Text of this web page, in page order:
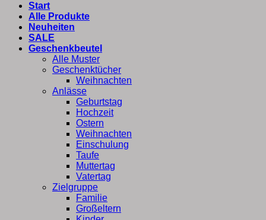
Start
Alle Produkte
Neuheiten
SALE
Geschenkbeutel
Alle Muster
Geschenktücher
Weihnachten
Anlässe
Geburtstag
Hochzeit
Ostern
Weihnachten
Einschulung
Taufe
Muttertag
Vatertag
Zielgruppe
Familie
Großeltern